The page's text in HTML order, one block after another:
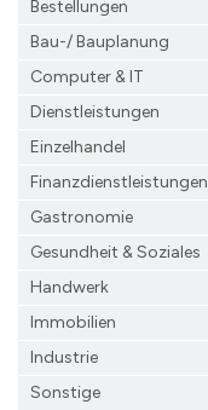
Bestellungen
Bau-/ Bauplanung
Computer & IT
Dienstleistungen
Einzelhandel
Finanzdienst­leistungen
Gastronomie
Gesundheit & Soziales
Handwerk
Immobilien
Industrie
Sonstige